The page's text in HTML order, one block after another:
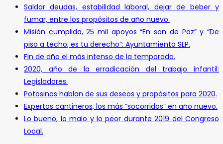
Saldar deudas, estabilidad laboral, dejar de beber y
fumar, entre los propósitos de año nuevo.
Misión cumplida, 25 mil apoyos “En son de Paz” y “De
piso a techo, es tu derecho”: Ayuntamiento SLP.
Fin de año el más intenso de la temporada.
2020, año de la erradicación del trabajo infantil:
Legisladores.
Potosinos hablan de sus deseos y propósitos para 2020.
Expertos cantineros, los más “socorridos” en año nuevo.
Lo bueno, lo malo y lo peor durante 2019 del Congreso
Local.